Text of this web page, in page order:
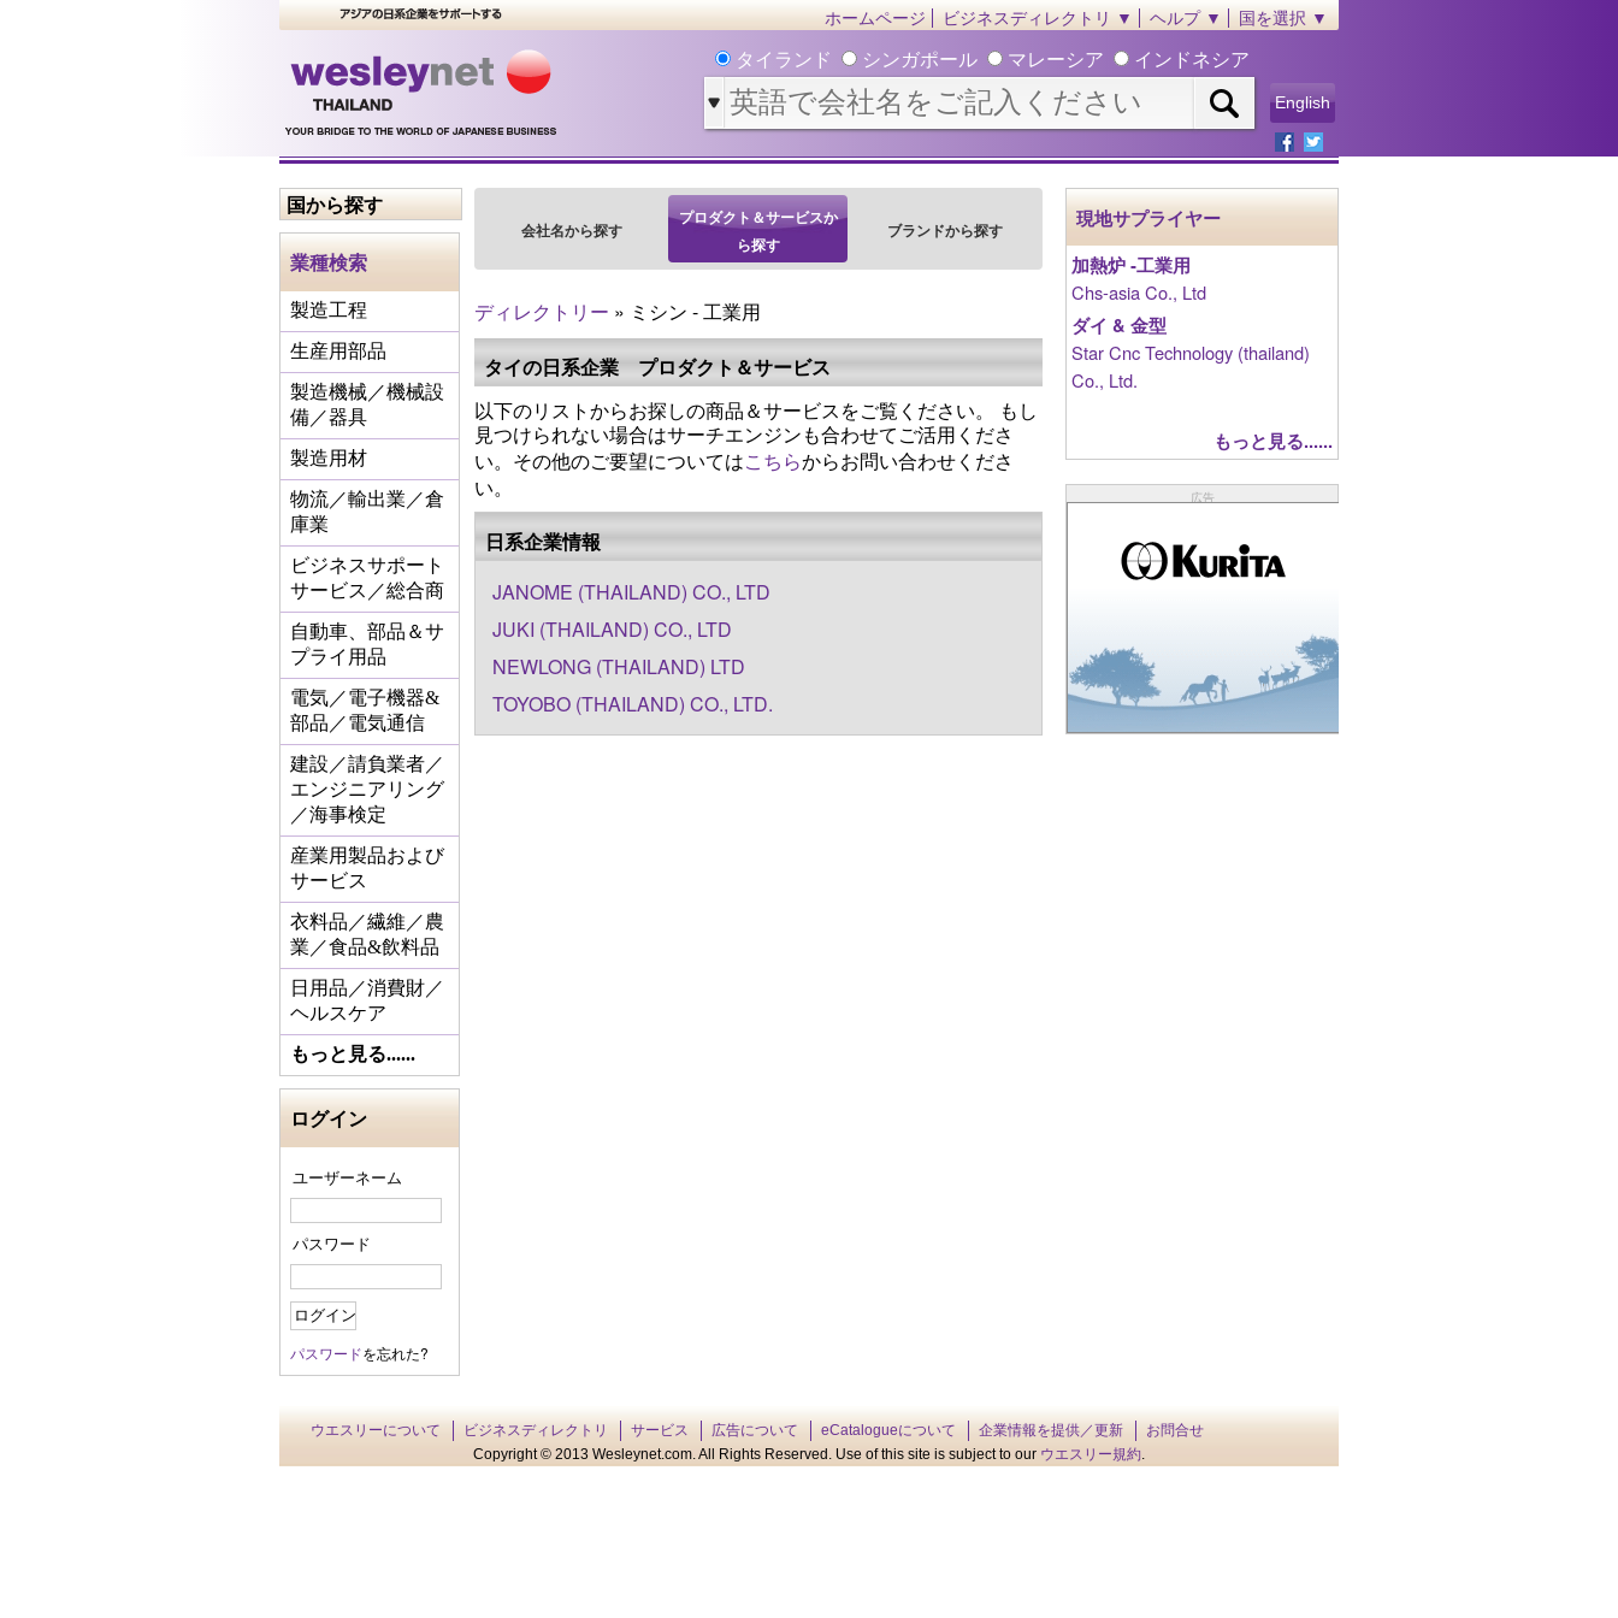
ホームページ ビジネスディレクトリ ▼ ヘルプ ▼ 国を選択 ▼
タイランド シンガポール マレーシア インドネシア
English
国から探す
業種検索
製造工程
生産用部品
製造機械／機械設
備／器具
製造用材
物流／輸出業／倉
庫業
ビジネスサポート
サービス／総合商
自動車、部品＆サ
プライ用品
電気／電子機器&
部品／電気通信
建設／請負業者／
エンジニアリング
／海事検定
産業用製品および
サービス
衣料品／繊維／農
業／食品&飲料品
日用品／消費財／
ヘルスケア
もっと見る......
ログイン
ユーザーネーム
パスワード
パスワードを忘れた?
会社名から探す
プロダクト＆サービスか
ら探す
ブランドから探す
ディレクトリー » ミシン - 工業用
タイの日系企業 プロダクト＆サービス
以下のリストからお探しの商品＆サービスをご覧ください。 もし
見つけられない場合はサーチエンジンも合わせてご活用くださ
い。その他のご要望についてはこちらからお問い合わせくださ
い。
日系企業情報
JANOME (THAILAND) CO., LTD
JUKI (THAILAND) CO., LTD
NEWLONG (THAILAND) LTD
TOYOBO (THAILAND) CO., LTD.
現地サプライヤー
加熱炉 ‐工業用
Chs-asia Co., Ltd
ダイ & 金型
Star Cnc Technology (thailand)
Co., Ltd.
もっと見る......
広告
ウエスリーについて ビジネスディレクトリ サービス 広告について eCatalogueについて 企業情報を提供／更新
お問合せ
Copyright © 2013 Wesleynet.com. All Rights Reserved. Use of this site is subject to our ウエスリー規約.